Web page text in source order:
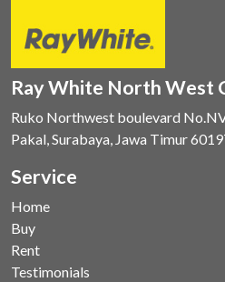
Ray White North West
Ruko Northwest boulevard
Pakal, Surabaya, Jawa Timur
Service
Home
Buy
Rent
Testimonials